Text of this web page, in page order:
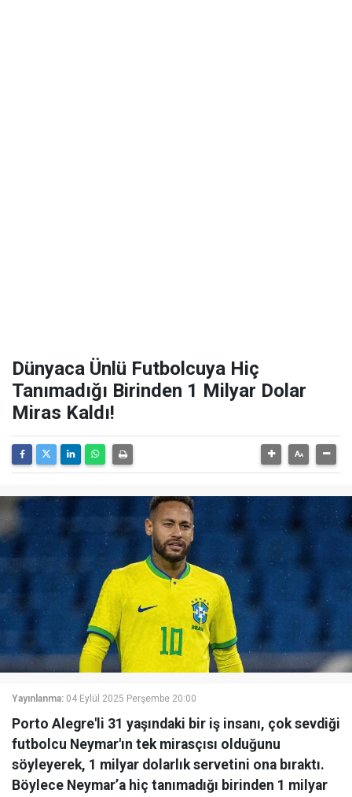
Dünyaca Ünlü Futbolcuya Hiç
Tanımadığı Birinden 1 Milyar Dolar
Miras Kaldı!
Yayınlanma: 04 Eylül 2025 Perşembe 20:00
Porto Alegre'li 31 yaşındaki bir iş insanı, çok sevdiği
futbolcu Neymar'ın tek mirasçısı olduğunu
söyleyerek, 1 milyar dolarlık servetini ona bıraktı.
Böylece Neymar’a hiç tanımadığı birinden 1 milyar